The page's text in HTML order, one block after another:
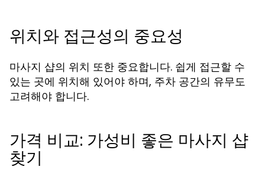
위치와 접근성의 중요성
마사지 샵의 위치 또한 중요합니다. 쉽게 접근할 수
있는 곳에 위치해 있어야 하며, 주차 공간의 유무도
고려해야 합니다.
가격 비교: 가성비 좋은 마사지 샵
찾기